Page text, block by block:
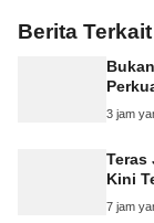
Berita Terkait
3 jam
Teras
Kini
7 jam